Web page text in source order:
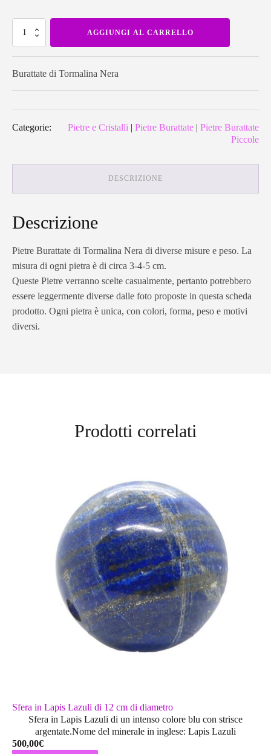
Burattate
Tormalina
Nera
AGGIUNGI AL CARRELLO
Burattate di Tormalina Nera
Categorie: Pietre e Cristalli | Pietre Burattate | Pietre Burattate
Piccole
DESCRIZIONE
Descrizione
Pietre Burattate di Tormalina Nera di diverse misure e peso. La
misura di ogni pietra è di circa 3-4-5 cm.
Queste Pietre verranno scelte casualmente, pertanto potrebbero
essere leggermente diverse dalle foto proposte in questa scheda
prodotto. Ogni pietra è unica, con colori, forma, peso e motivi
diversi.
Prodotti correlati
Sfera in Lapis Lazuli di 12 cm di diametro
Sfera in Lapis Lazuli di un intenso colore blu con strisce
argentate.Nome del minerale in inglese: Lapis Lazuli
500,00€